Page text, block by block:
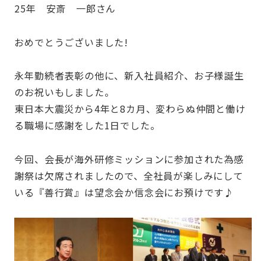
25年 安斎 一郎さん
おめでとうございました!
永年勤続者表彰の他に、新入社員紹介、お子様誕生
のお祝いもしました。
東日本大震災から4年と8カ月、変わらぬ仲間と働け
る職場に感謝をした1日でした。
今回、会長が海外研修ミッションに参加された為感
謝祭は欠席されましたので、全社員が楽しみにして
いる『善行賞』は望念会か信念会にお預けです♪